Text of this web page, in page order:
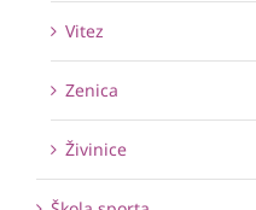
Vitez
Zenica
Živinice